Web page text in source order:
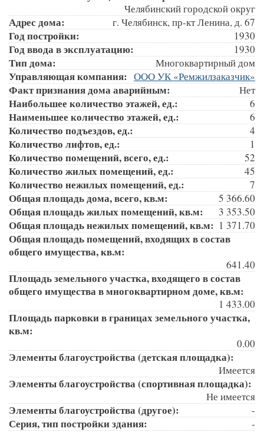
Челябинский городской округ
Адрес дома: г. Челябинск, пр-кт Ленина, д. 67
Год постройки: 1930
Год ввода в эксплуатацию: 1930
Тип дома: Многоквартирный дом
Управляющая компания: ООО УК «Ремжилзаказчик»
Факт признания дома аварийным: Нет
Наибольшее количество этажей, ед.: 6
Наименьшее количество этажей, ед.: 6
Количество подъездов, ед.: 4
Количество лифтов, ед.: 1
Количество помещений, всего, ед.: 52
Количество жилых помещений, ед.: 45
Количество нежилых помещений, ед.: 7
Общая площадь дома, всего, кв.м: 5 366.60
Общая площадь жилых помещений, кв.м: 3 353.50
Общая площадь нежилых помещений, кв.м: 1 371.70
Общая площадь помещений, входящих в состав
общего имущества, кв.м:
641.40
Площадь земельного участка, входящего в состав
общего имущества в многоквартирном доме, кв.м:
1 433.00
Площадь парковки в границах земельного участка,
кв.м:
0.00
Элементы благоустройства (детская площадка):
Имеется
Элементы благоустройства (спортивная площадка):
Не имеется
Элементы благоустройства (другое): -
Серия, тип постройки здания: -